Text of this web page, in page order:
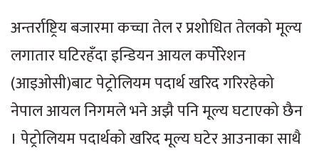
अन्तर्राष्ट्रिय बजारमा कच्चा तेल र प्रशोधित तेलको मूल्य
लगातार घटिरहँदा इन्डियन आयल कर्पोरेशन
(आइओसी)बाट पेट्रोलियम पदार्थ खरिद गरिरहेको
नेपाल आयल निगमले भने अझै पनि मूल्य घटाएको छैन
। पेट्रोलियम पदार्थको खरिद मूल्य घटेर आउनाका साथै